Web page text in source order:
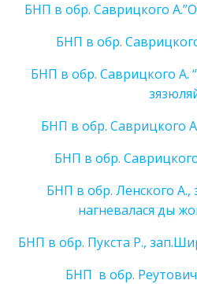
БНП в обр. Саврицкого
БНП в обр.
БНП в обр. Саврицкого А.
БНП в обр. Саврицкого
БНП в обр.
БНП в обр. Ленского
нагневалася ды
БНП в обр. Пукста Р.,
БНП в обр.